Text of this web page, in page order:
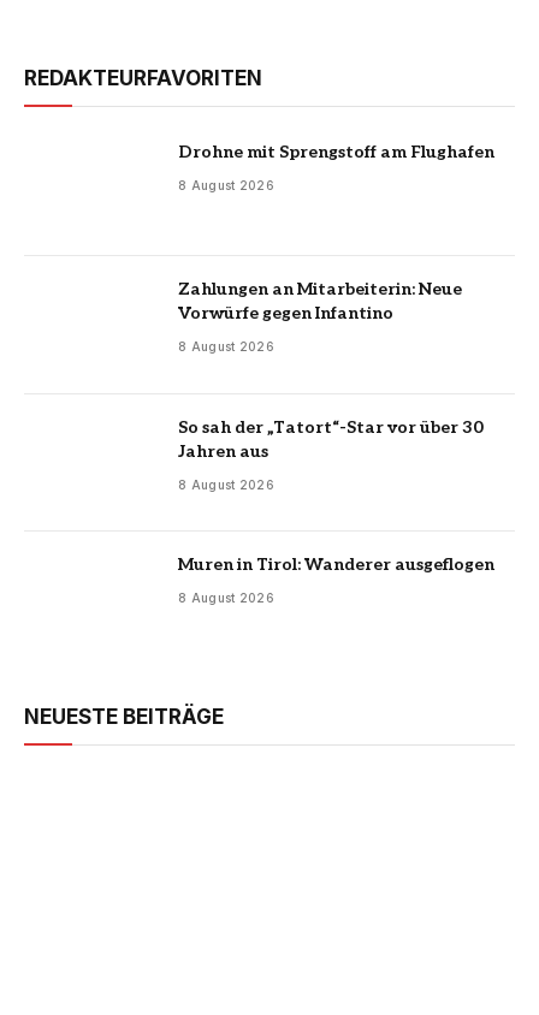
REDAKTEURFAVORITEN
Drohne mit Sprengstoff am Flughafen
8 August 2026
Zahlungen an Mitarbeiterin: Neue
Vorwürfe gegen Infantino
8 August 2026
So sah der „Tatort“-Star vor über 30
Jahren aus
8 August 2026
Muren in Tirol: Wanderer ausgeflogen
8 August 2026
NEUESTE BEITRÄGE